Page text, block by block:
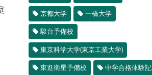
京都大学 一橋大学
駿台予備校
東京科学大学(東京工業大学)
東進衛星予備校 中学合格体験記